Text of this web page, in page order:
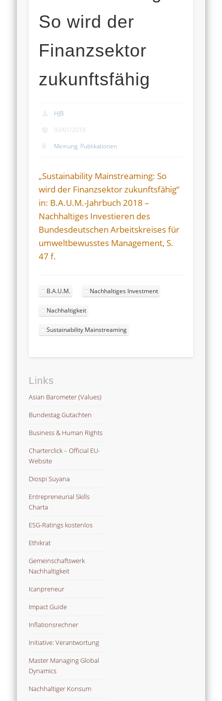
So wird der
Finanzsektor
zukunftsfähig
HJB
03/01/2018
Meinung, Publikationen
„Sustainability Mainstreaming: So
wird der Finanzsektor zukunftsfähig“
in: B.A.U.M.-Jahrbuch 2018 –
Nachhaltiges Investieren des
Bundesdeutschen Arbeitskreises für
umweltbewusstes Management, S.
47 f.
B.A.U.M. Nachhaltiges Investment
Nachhaltigkeit
Sustainability Mainstreaming
Links
Asian Barometer (Values)
Bundestag Gutachten
Business & Human Rights
Charterclick – Official EU-
Website
Diospi Suyana
Entrepreneurial Skills
Charta
ESG-Ratings kostenlos
Ethikrat
Gemeinschaftswerk
Nachhaltigkeit
Icanpreneur
Impact Guide
Inflationsrechner
Initiative: Verantwortung
Master Managing Global
Dynamics
Nachhaltiger Konsum